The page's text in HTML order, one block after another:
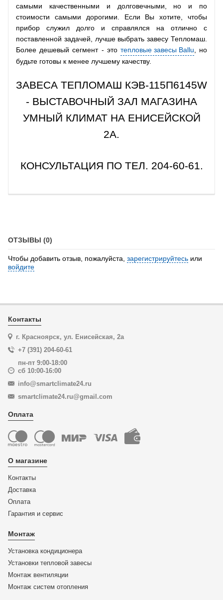
самыми качественными и долговечными, но и по
стоимости самыми дорогими. Если Вы хотите, чтобы
прибор служил долго и справлялся на отлично с
поставленной задачей, лучше выбрать завесу Тепломаш.
Более дешевый сегмент - это тепловые завесы Ballu , но
будьте готовы к менее лучшему качеству.
ЗАВЕСА ТЕПЛОМАШ КЭВ-115П6145W
- ВЫСТАВОЧНЫЙ ЗАЛ МАГАЗИНА
УМНЫЙ КЛИМАТ НА ЕНИСЕЙСКОЙ
2А.
КОНСУЛЬТАЦИЯ ПО ТЕЛ. 204-60-61.
ОТЗЫВЫ (0)
Чтобы добавить отзыв, пожалуйста, зарегистрируйтесь или
войдите
Контакты
г. Красноярск, ул. Енисейская, 2а
+7 (391) 204-60-61
пн-пт 9:00-18:00
сб 10:00-16:00
info@smartclimate24.ru
smartclimate24.ru@gmail.com
Оплата
О магазине
Контакты
Доставка
Оплата
Гарантия и сервис
Монтаж
Установка кондиционера
Установки тепловой завесы
Монтаж вентиляции
Монтаж систем отопления